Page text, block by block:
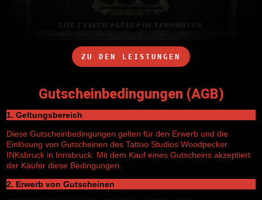
ZU DEN LEISTUNGEN
Gutscheinbedingungen (AGB)
1. Geltungsbereich
Diese Gutscheinbedingungen gelten für den Erwerb und die
Einlösung von Gutscheinen des Tattoo Studios Woodpecker
INKsbruck in Innsbruck. Mit dem Kauf eines Gutscheins akzeptiert
der Käufer diese Bedingungen.
2. Erwerb von Gutscheinen